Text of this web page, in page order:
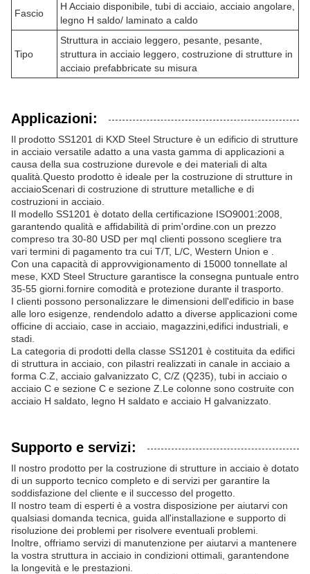
Fascio
H Acciaio disponibile, tubi di acciaio, acciaio angolare,
legno H saldo/ laminato a caldo
Tipo
Struttura in acciaio leggero, pesante, pesante,
struttura in acciaio leggero, costruzione di strutture in
acciaio prefabbricate su misura
Applicazioni:
Il prodotto SS1201 di KXD Steel Structure è un edificio di strutture
in acciaio versatile adatto a una vasta gamma di applicazioni a
causa della sua costruzione durevole e dei materiali di alta
qualità.Questo prodotto è ideale per la costruzione di strutture in
acciaioScenari di costruzione di strutture metalliche e di
costruzioni in acciaio.
Il modello SS1201 è dotato della certificazione ISO9001:2008,
garantendo qualità e affidabilità di prim'ordine.con un prezzo
compreso tra 30-80 USD per mqI clienti possono scegliere tra
vari termini di pagamento tra cui T/T, L/C, Western Union e .
Con una capacità di approvvigionamento di 15000 tonnellate al
mese, KXD Steel Structure garantisce la consegna puntuale entro
35-55 giorni.fornire comodità e protezione durante il trasporto.
I clienti possono personalizzare le dimensioni dell'edificio in base
alle loro esigenze, rendendolo adatto a diverse applicazioni come
officine di acciaio, case in acciaio, magazzini,edifici industriali, e
stadi.
La categoria di prodotti della classe SS1201 è costituita da edifici
di struttura in acciaio, con pilastri realizzati in canale in acciaio a
forma C.Z, acciaio galvanizzato C, C/Z (Q235), tubi in acciaio o
acciaio C e sezione C e sezione Z.Le colonne sono costruite con
acciaio H saldato, legno H saldato e acciaio H galvanizzato.
Supporto e servizi:
Il nostro prodotto per la costruzione di strutture in acciaio è dotato
di un supporto tecnico completo e di servizi per garantire la
soddisfazione del cliente e il successo del progetto.
Il nostro team di esperti è a vostra disposizione per aiutarvi con
qualsiasi domanda tecnica, guida all'installazione e supporto di
risoluzione dei problemi per risolvere eventuali problemi.
Inoltre, offriamo servizi di manutenzione per aiutarvi a mantenere
la vostra struttura in acciaio in condizioni ottimali, garantendone
la longevità e le prestazioni.